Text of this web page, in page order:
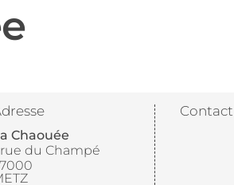
Chaouée
rue du Champé
Contact